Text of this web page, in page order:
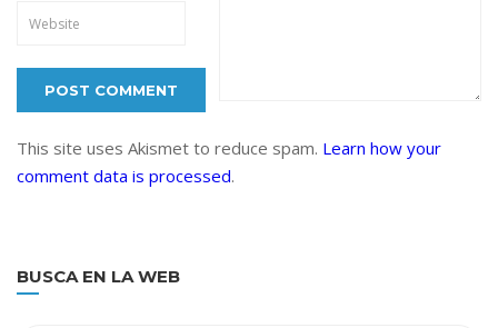
This site uses Akismet to reduce spam. Learn how your
comment data is processed.
BUSCA EN LA WEB